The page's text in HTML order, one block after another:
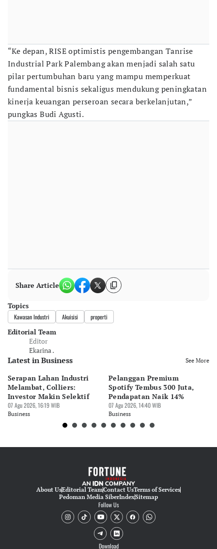
“Ke depan, RISE optimistis pengembangan Tanrise
Industrial Park Palembang akan menjadi salah satu
pilar pertumbuhan baru yang mampu memperkuat
fundamental bisnis sekaligus mendukung peningkatan
kinerja keuangan perseroan secara berkelanjutan,”
pungkas Budi Agusti.
Share Article
Topics
Kawasan Industri Akuisisi properti
Editorial Team
Editor
Ekarina .
Latest in Business See More
Serapan Lahan Industri
Melambat, Colliers:
Investor Makin Selektif
07 Agu 2026, 16:19 WIB
Business
Pelanggan Premium
Spotify Tembus 300 Juta,
Pendapatan Naik 14%
07 Agu 2026, 14:40 WIB
Business
About UsEditorial TeamContact UsTerms of Services
Pedoman Media SiberIndexSitemap
Follow Us
Download